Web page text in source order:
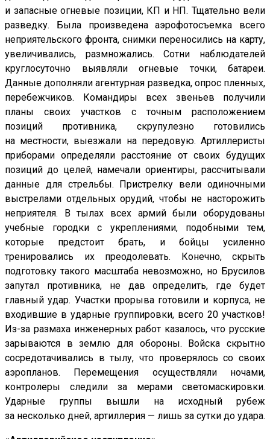
и запасные огневые позиции, КП и НП. Тщательно вели
разведку. Была произведена аэрофотосъемка всего
неприятельского фронта, снимки переносились на карту,
увеличивались, размножались. Сотни наблюдателей
круглосуточно выявляли огневые точки, батареи.
Данные дополняли агентурная разведка, опрос пленных,
перебежчиков. Командиры всех звеньев получили
планы своих участков с точным расположением
позиций противника, скрупулезно готовились
на местности, выезжали на передовую. Артиллеристы
приборами определяли расстояние от своих будущих
позиций до целей, намечали ориентиры, рассчитывали
данные для стрельбы. Пристрелку вели одиночными
выстрелами отдельных орудий, чтобы не насторожить
неприятеля. В тылах всех армий были оборудованы
учебные городки с укреплениями, подобными тем,
которые предстоит брать, и бойцы усиленно
тренировались их преодолевать. Конечно, скрыть
подготовку такого масштаба невозможно, но Брусилов
запутал противника, не дав определить, где будет
главный удар. Участки прорыва готовили и корпуса, не
входившие в ударные группировки, всего 20 участков!
Из-за размаха инженерных работ казалось, что русские
зарываются в землю для обороны. Войска скрытно
сосредотачивались в тылу, что проверялось со своих
аэропланов. Перемещения осуществляли ночами,
контролеры следили за мерами светомаскировки.
Ударные группы вышли на исходный рубеж
за несколько дней, артиллерия — лишь за сутки до удара.